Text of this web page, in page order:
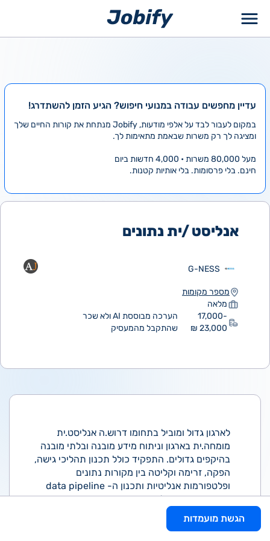
עדיין מחפשים עבודה במנועי חיפוש? הגיע הזמן להשתדרג!
במקום לעבור לבד על אלפי מודעות, Jobify מנתחת את קורות החיים שלך
ומציגה לך רק משרות שבאמת מתאימות לך.
מעל 80,000 משרות • 4,000 חדשות ביום
חינם. בלי פרסומות. בלי אותיות קטנות.
אנליסט /ית נתונים
G-NESS
מספר מקומות
מלאה
17,000-
23,000 ₪
הערכה מבוססת AI ולא שכר
שהתקבל מהמעסיק
לארגון גדול ומוביל בתחומו דרוש.ה אנליסט.ית
מומחה.ית בארגון וניתוח מידע מובנה ובלתי מובנה
בהיקפים גדולים. התפקיד כולל תכנון תהליכי גישה,
הפקה, זרימה וקליטה בין מקורות נתונים
ופלטפורמות אנליטיות ותכנון ה- data pipeline
עבודה שוטפת מול ממשקים : מוצר, פיתוח, שיווק ו-
דרישות:
הגשת מועמדות